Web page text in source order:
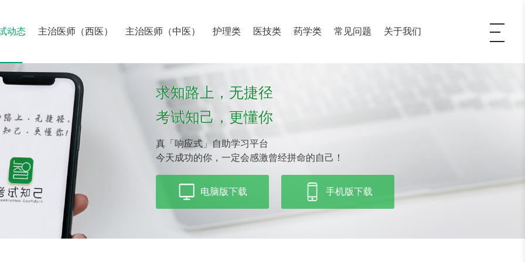
动态 主治医师（西医） 主治医师（中医） 护理类 医技类 药学类 常见问题 关于我们
求知路上，无捷径
考试知己，更懂你
真「响应式」自助学习平台
今天成功的你，一定会感激曾经拼命的自己！
电脑版下载 手机版下载